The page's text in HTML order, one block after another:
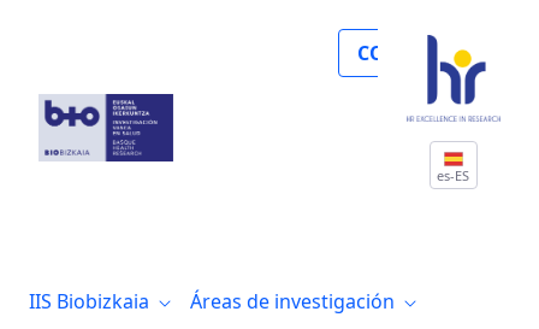
COLABORA
es-ES
IIS Biobizkaia
Áreas de investigación